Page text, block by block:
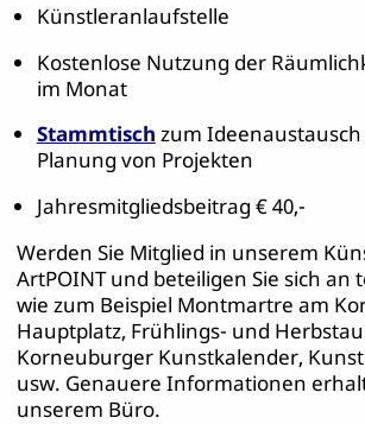
Künstleranlaufstelle
Kostenlose Nutzung der
im Monat
Stammtisch zum
Planung von Projekten
Jahresmitgliedsbeitrag € 40,-
Werden Sie Mitglied in unserem
ArtPOINT und beteiligen Sie sich an
wie zum Beispiel Montmartre am
Hauptplatz, Frühlings- und
Korneuburger Kunstkalender,
usw. Genauere Informationen
unserem Büro.